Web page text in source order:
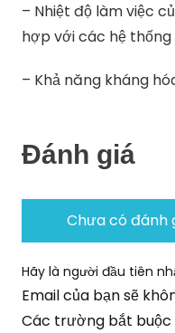
– Nhiệt độ làm việc
hợp với các hệ thống
– Khả năng kháng
Đánh giá
Chưa có đánh
Hãy là người đầu tiên
Email của bạn sẽ
Các trường bắt